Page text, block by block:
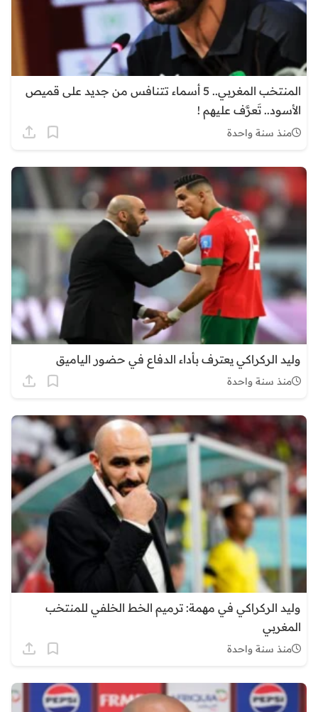
المنتخب المغربي.. 5 أسماء تتنافس من جديد على قميص
الأسود.. تَعرَّف عليهم !
منذ سنة واحدة
وليد الركراكي يعترف بأداء الدفاع في حضور الياميق
منذ سنة واحدة
وليد الركراكي في مهمة: ترميم الخط الخلفي للمنتخب
المغربي
منذ سنة واحدة